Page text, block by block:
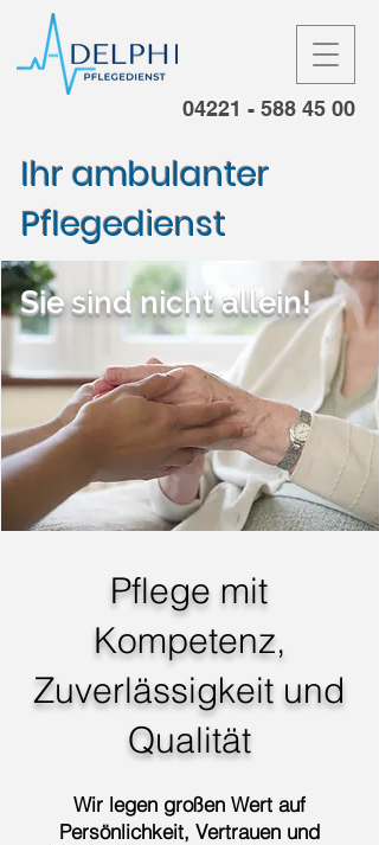
04221 - 588 45 00
Ihr ambulanter
Pflegedienst
Sie sind nicht allein!
Pflege mit
Kompetenz,
Zuverlässigkeit und
Qualität
Wir legen großen Wert auf
Persönlichkeit, Vertrauen und